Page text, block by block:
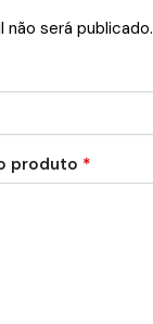
será publicado.
produto *